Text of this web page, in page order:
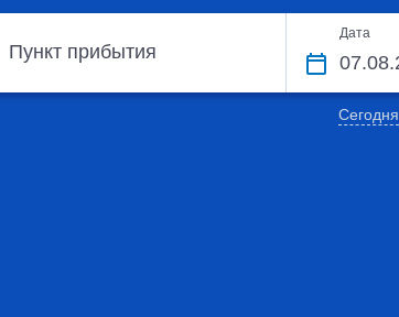
Пункт прибытия
Дата
Сегодня